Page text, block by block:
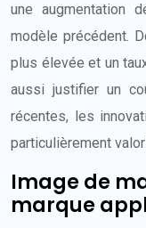
une augmentation
modèle précédent.
plus élevée et un
aussi justifier un
récentes, les
particulièrement
Image de
marque